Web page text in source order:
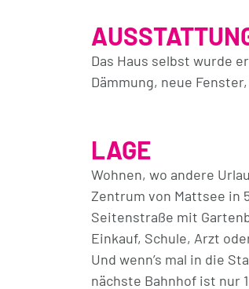
Raumhöhe im
ideal als Schlafzimmer,
neues Zuhause wird
genießen.
Stauraum?
Parkplatz? Auf Wunsch
Parkplatz).
Das Haus selbst wurde
Dämmung, neue
LAGE
Wohnen, wo andere
Zentrum von Mattsee in
Seitenstraße mit
Einkauf, Schule, Arzt
Und wenn’s mal in die
nächste Bahnhof ist nur